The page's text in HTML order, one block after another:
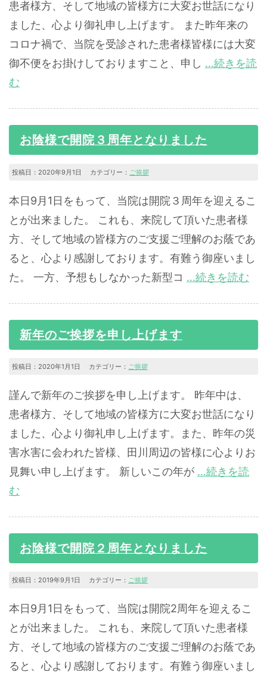
患者様方、そして地域の皆様方に大変お世話になり
ました、心より御礼申し上げます。 また昨年来の
コロナ禍で、当院を受診された患者様皆様には大変
御不便をお掛けしておりますこと、申し …続きを読
む
お陰様で開院３周年となりました
投稿日：2020年9月1日 カテゴリー： ご挨拶
本日9月1日をもって、当院は開院３周年を迎えるこ
とが出来ました。 これも、来院して頂いた患者様
方、そして地域の皆様方のご支援ご理解のお蔭であ
ると、心より感謝しております。有難う御座いまし
た。 一方、予想もしなかった新型コ …続きを読む
新年のご挨拶を申し上げます
投稿日：2020年1月1日 カテゴリー： ご挨拶
謹んで新年のご挨拶を申し上げます。 昨年中は、
患者様方、そして地域の皆様方に大変お世話になり
ました、心より御礼申し上げます。また、昨年の災
害水害に会われた皆様、田川周辺の皆様に心よりお
見舞い申し上げます。 新しいこの年が …続きを読
む
お陰様で開院２周年となりました
投稿日：2019年9月1日 カテゴリー： ご挨拶
本日9月1日をもって、当院は開院2周年を迎えるこ
とが出来ました。 これも、来院して頂いた患者様
方、そして地域の皆様方のご支援ご理解のお蔭であ
ると、心より感謝しております。有難う御座いまし